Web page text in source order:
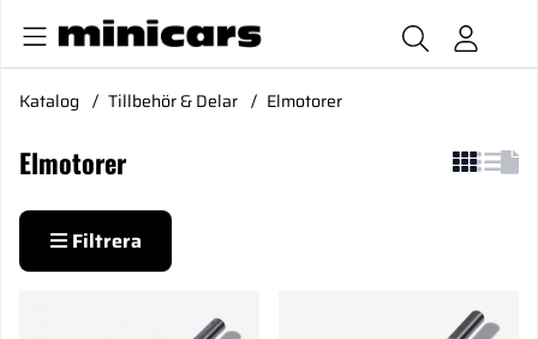
Katalog Tillbehör & Delar Elmotorer
Elmotorer
Filtrera